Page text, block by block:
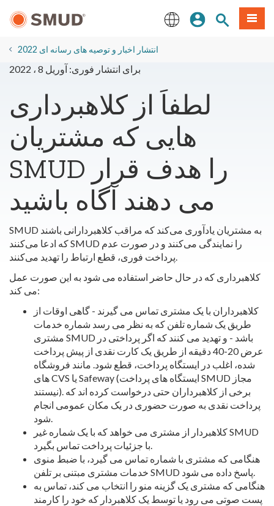
اصلی
ورودسایتمنو
2022 انتشار اخبار و توصیه های رسانه ای
برای انتشار فوری: آوریل 8 ، 2022
لطفاً از کلاهبرداری
هایی که مشتریان
SMUD را هدف قرار
می دهند آگاه باشید
SMUD به مشتریان یادآوری می‌کند که مراقب کلاهبردارانی باشند
که ادعا می‌کنند SMUD را نمایندگی می‌کنند و در صورت عدم
پرداخت فوری، قطع ارتباط را تهدید می‌کنند.
کلاهبرداری که در حال حاضر استفاده می شود به این صورت عمل
می کند:
کلاهبرداران با یک مشتری تماس می گیرند - گاهی اوقات از
طریق یک شماره تلفن که به نظر می رسد شماره خدمات
مشتری SMUD باشد - و تهدید می کنند که اگر پرداختی در
عرض 20-40 دقیقه از طریق یک کارت نقدی از پیش پرداخت
شده، اغلب در ایستگاه پرداخت، قطع شود. مانند فروشگاه
های CVS یا Safeway (ایستگاه های پرداخت SMUD مجاز
نیستند). برخی از کلاهبرداران حتی درخواست کرده اند که
پرداخت نقدی به صورت حضوری در یک مکان عمومی انجام
شود.
کلاهبردار از مشتری می خواهد که با یک شماره غیر SMUD
با جزئیات پرداخت تماس بگیرد.
هنگامی که مشتری با شماره تماس می گیرد، با ضبط منوی
خدمات مشتری مبتنی بر تلفن SMUD پاسخ داده می شود.
هنگامی که مشتری یک گزینه منو را انتخاب می کند، تماس به
پست صوتی می رود یا توسط یک کلاهبردار که خود را کارمند